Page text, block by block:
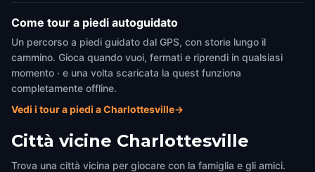
Come tour a piedi autoguidato
Un percorso a piedi guidato dal GPS, con storie lungo il
cammino. Gioca quando vuoi, fermati e riprendi in qualsiasi
momento · e una volta scaricata la quest funziona
completamente offline.
Vedi i tour a piedi a Charlottesville→
Città vicine Charlottesville
Trova una città vicina per giocare con la famiglia e gli amici.